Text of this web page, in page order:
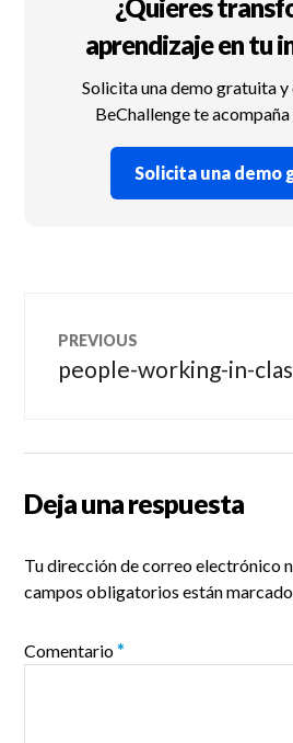
¿Quieres
aprendizaje en tu
Solicita una demo gratuita
BeChallenge te
Solicita una demo
PREVIOUS
Previous
people-working-in-
Deja una respuesta
Tu dirección de correo electrónico
campos obligatorios están
Comentario*